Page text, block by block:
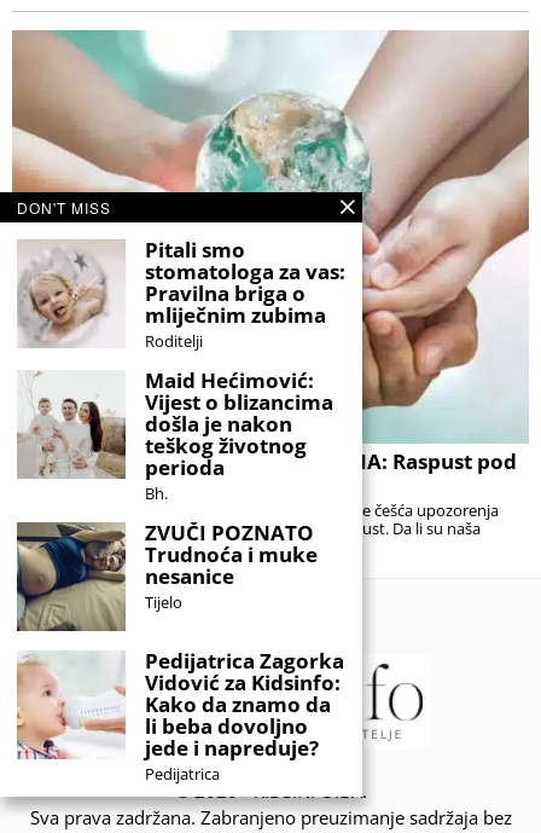
DJECA U ERI KLIMATSKIH PROMJENA: Raspust pod
crvenim meteoalarmom
Toplotni valovi, sve manje hlada u gradovima i sve češća upozorenja
ljekara mijenjaju način na koji djeca provode raspust. Da li su naša
igrališta,
© 2020 - KIDSINFO.BA.
Sva prava zadržana. Zabranjeno preuzimanje sadržaja bez
DON'T MISS
Pitali smo
stomatologa za vas:
Pravilna briga o
mliječnim zubima
Roditelji
Maid Hećimović:
Vijest o blizancima
došla je nakon
teškog životnog
perioda
Bh.
ZVUČI POZNATO
Trudnoća i muke
nesanice
Tijelo
Pedijatrica Zagorka
Vidović za Kidsinfo:
Kako da znamo da
li beba dovoljno
jede i napreduje?
Pedijatrica